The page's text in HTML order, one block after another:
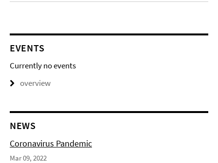
EVENTS
Currently no events
overview
NEWS
Coronavirus Pandemic
Mar 09, 2022